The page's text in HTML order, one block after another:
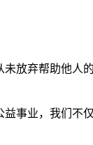
放弃帮助他人
事业，我们不